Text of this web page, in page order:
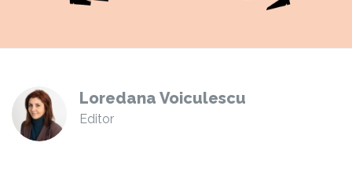
Loredana Voiculescu
Editor